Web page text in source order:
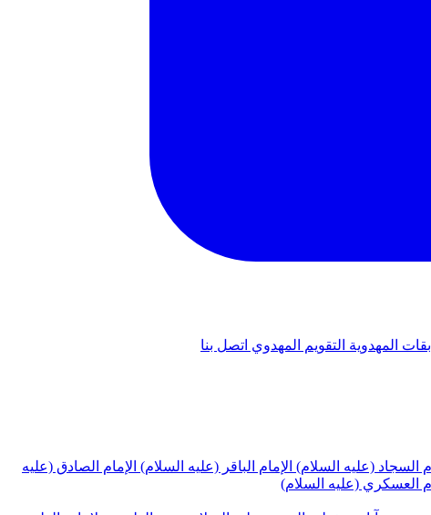
المهدوية التقويم المهدوي اتصل بنا
السجاد (عليه السلام) الإمام الباقر (عليه السلام) الإمام الصادق (عليه
العسكري (عليه السلام)